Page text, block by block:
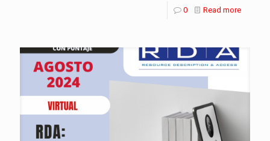
0 Read more